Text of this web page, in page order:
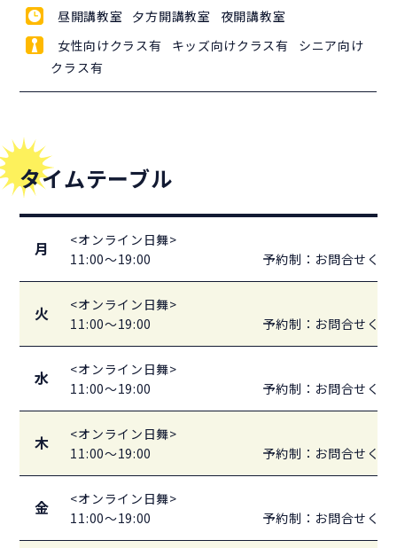
昼開講教室 夕方開講教室 夜開講教室
女性向けクラス有 キッズ向けクラス有 シニア向け
クラス有
タイムテーブル
月
<オンライン日舞>
11:00～19:00
予約制：お問合せくだ
火
<オンライン日舞>
11:00～19:00
予約制：お問合せくだ
水
<オンライン日舞>
11:00～19:00
予約制：お問合せくだ
木
<オンライン日舞>
11:00～19:00
予約制：お問合せくだ
金
<オンライン日舞>
11:00～19:00
予約制：お問合せくだ